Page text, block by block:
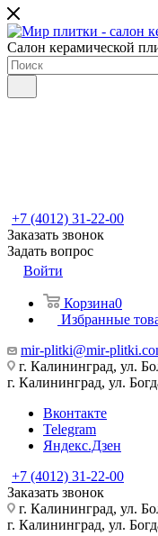
Салон керамической
+7 (4012) 31-22-00
Заказать звонок
Задать вопрос
Войти
Корзина0
Избранные
mir-plitki@mir-
г. Калининград, ул.
г. Калининград, ул.
Вконтакте
Telegram
Яндекс.Дзен
+7 (4012) 31-22-00
Заказать звонок
г. Калининград, ул.
г. Калининград, ул.